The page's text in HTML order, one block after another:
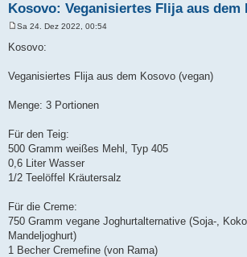
Kosovo: Veganisiertes Flija aus dem
i
a
Sa 24. Dez 2022, 00:54
Kosovo:
Veganisiertes Flija aus dem Kosovo (vegan)
Menge: 3 Portionen
Für den Teig:
500 Gramm weißes Mehl, Typ 405
0,6 Liter Wasser
1/2 Teelöffel Kräutersalz
Für die Creme:
750 Gramm vegane Joghurtalternative (Soja-,
Mandeljoghurt)
1 Becher Cremefine (von Rama)